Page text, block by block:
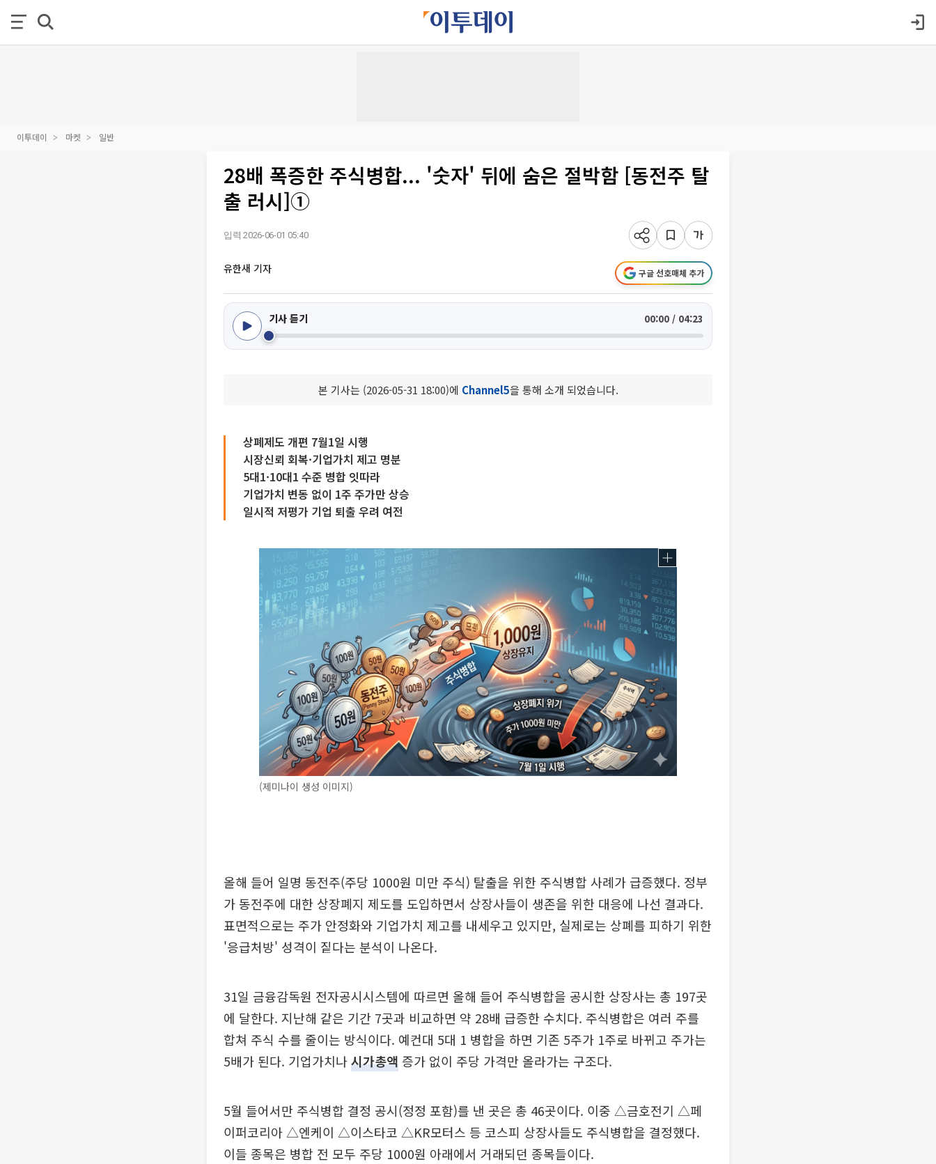
이투데이 마켓 일반
28배 폭증한 주식병합... '숫자' 뒤에 숨은 절박함 [동전주 탈
출 러시]①
입력 2026-06-01 05:40
유한새 기자 구글 선호매체 추가
기사 듣기 00:00 / 04:23
본 기사는 (2026-05-31 18:00)에 Channel5을 통해 소개 되었습니다.
상폐제도 개편 7월1일 시행
시장신뢰 회복·기업가치 제고 명분
5대1·10대1 수준 병합 잇따라
기업가치 변동 없이 1주 주가만 상승
일시적 저평가 기업 퇴출 우려 여전
(제미나이 생성 이미지)
올해 들어 일명 동전주(주당 1000원 미만 주식) 탈출을 위한 주식병합 사례가 급증했다. 정부
가 동전주에 대한 상장폐지 제도를 도입하면서 상장사들이 생존을 위한 대응에 나선 결과다.
표면적으로는 주가 안정화와 기업가치 제고를 내세우고 있지만, 실제로는 상폐를 피하기 위한
'응급처방' 성격이 짙다는 분석이 나온다.
31일 금융감독원 전자공시시스템에 따르면 올해 들어 주식병합을 공시한 상장사는 총 197곳
에 달한다. 지난해 같은 기간 7곳과 비교하면 약 28배 급증한 수치다. 주식병합은 여러 주를
합쳐 주식 수를 줄이는 방식이다. 예컨대 5대 1 병합을 하면 기존 5주가 1주로 바뀌고 주가는
5배가 된다. 기업가치나시가총액 증가 없이 주당 가격만 올라가는 구조다.
5월 들어서만 주식병합 결정 공시(정정 포함)를 낸 곳은 총 46곳이다. 이중 △금호전기 △페
이퍼코리아 △엔케이 △이스타코 △KR모터스 등 코스피 상장사들도 주식병합을 결정했다.
이들 종목은 병합 전 모두 주당 1000원 아래에서 거래되던 종목들이다.